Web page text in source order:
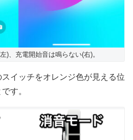
)、充電開始音は鳴らない(右)。
イッチをオレンジ色が見える位
す。